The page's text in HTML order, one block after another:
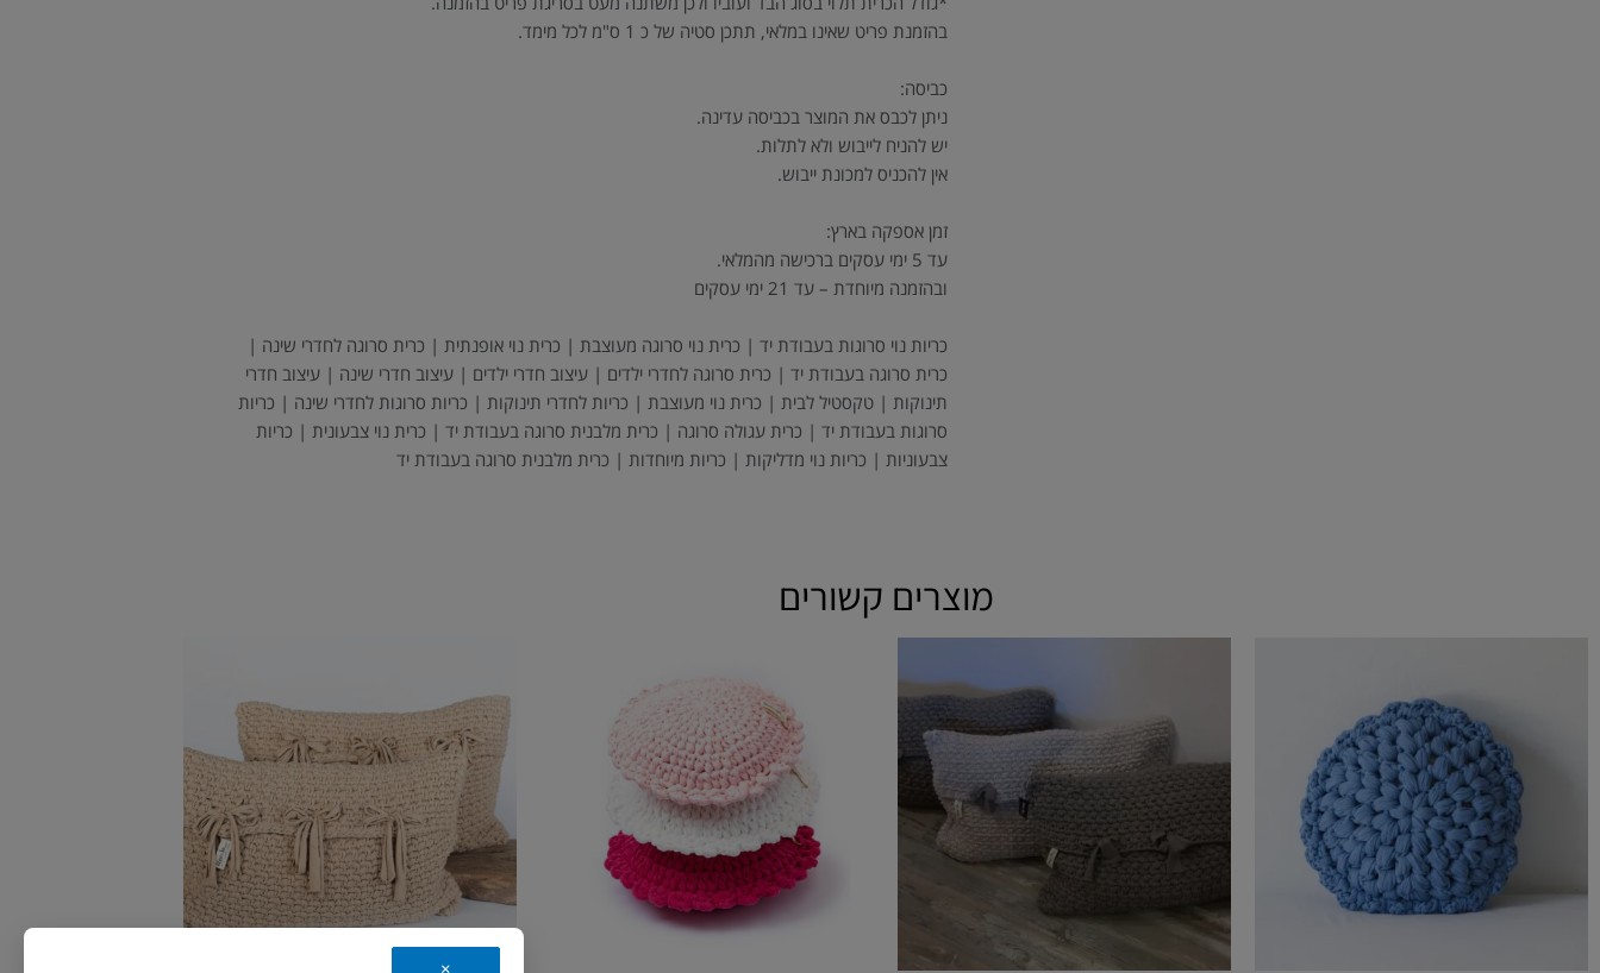
בהזמנת פריט שאינו במלאי, תתכן סטיה של כ 1 ס"מ לכל מימד.
כביסה:
ניתן לכבס את המוצר בכביסה עדינה.
יש להניח לייבוש ולא לתלות.
אין להכניס למכונת ייבוש.
זמן אספקה בארץ:
עד 5 ימי עסקים ברכישה מהמלאי.
ובהזמנה מיוחדת – עד 21 ימי עסקים
כריות נוי סרוגות בעבודת יד | כרית נוי סרוגה מעוצבת | כרית נוי אופנתית | כרית סרוגה לחדרי שינה |
כרית סרוגה בעבודת יד | כרית סרוגה לחדרי ילדים | עיצוב חדרי ילדים | עיצוב חדרי שינה | עיצוב חדרי
תינוקות | טקסטיל לבית | כרית נוי מעוצבת | כריות לחדרי תינוקות | כריות סרוגות לחדרי שינה | כריות
סרוגות בעבודת יד | כרית עגולה סרוגה | כרית מלבנית סרוגה בעבודת יד | כרית נוי צבעונית | כריות
צבעוניות | כריות נוי מדליקות | כריות מיוחדות | כרית מלבנית סרוגה בעבודת יד
מוצרים קשורים
×